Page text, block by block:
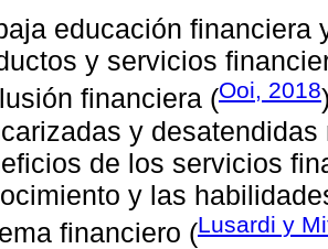
educación financiera
y servicios
financiera (Ooi, 2018
y
de los servicios
y las
financiero (Lusardi y